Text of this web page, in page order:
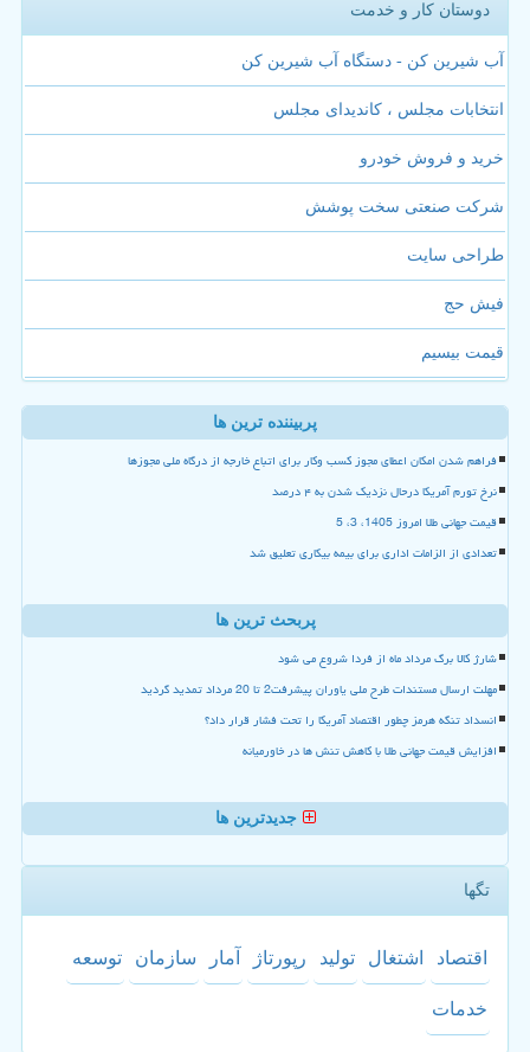
دوستان کار و خدمت
آب شیرین کن - دستگاه آب شیرین کن
انتخابات مجلس ، کاندیدای مجلس
خرید و فروش خودرو
شرکت صنعتی سخت پوشش
طراحی سایت
فیش حج
قیمت بیسیم
پربیننده ترین ها
فراهم شدن امکان اعطای مجوز کسب وکار برای اتباع خارجه از درگاه ملی مجوزها
نرخ تورم آمریکا درحال نزدیک شدن به ۴ درصد
قیمت جهانی طلا امروز 1405، 3، 5
تعدادی از الزامات اداری برای بیمه بیکاری تعلیق شد
پربحث ترین ها
شارژ کالا برگ مرداد ماه از فردا شروع می شود
مهلت ارسال مستندات طرح ملی یاوران پیشرفت2 تا 20 مرداد تمدید گردید
انسداد تنگه هرمز چطور اقتصاد آمریکا را تحت فشار قرار داد؟
افزایش قیمت جهانی طلا با کاهش تنش ها در خاورمیانه
جدیدترین ها
تگها
اقتصاد اشتغال تولید رپورتاژ آمار سازمان توسعه
خدمات